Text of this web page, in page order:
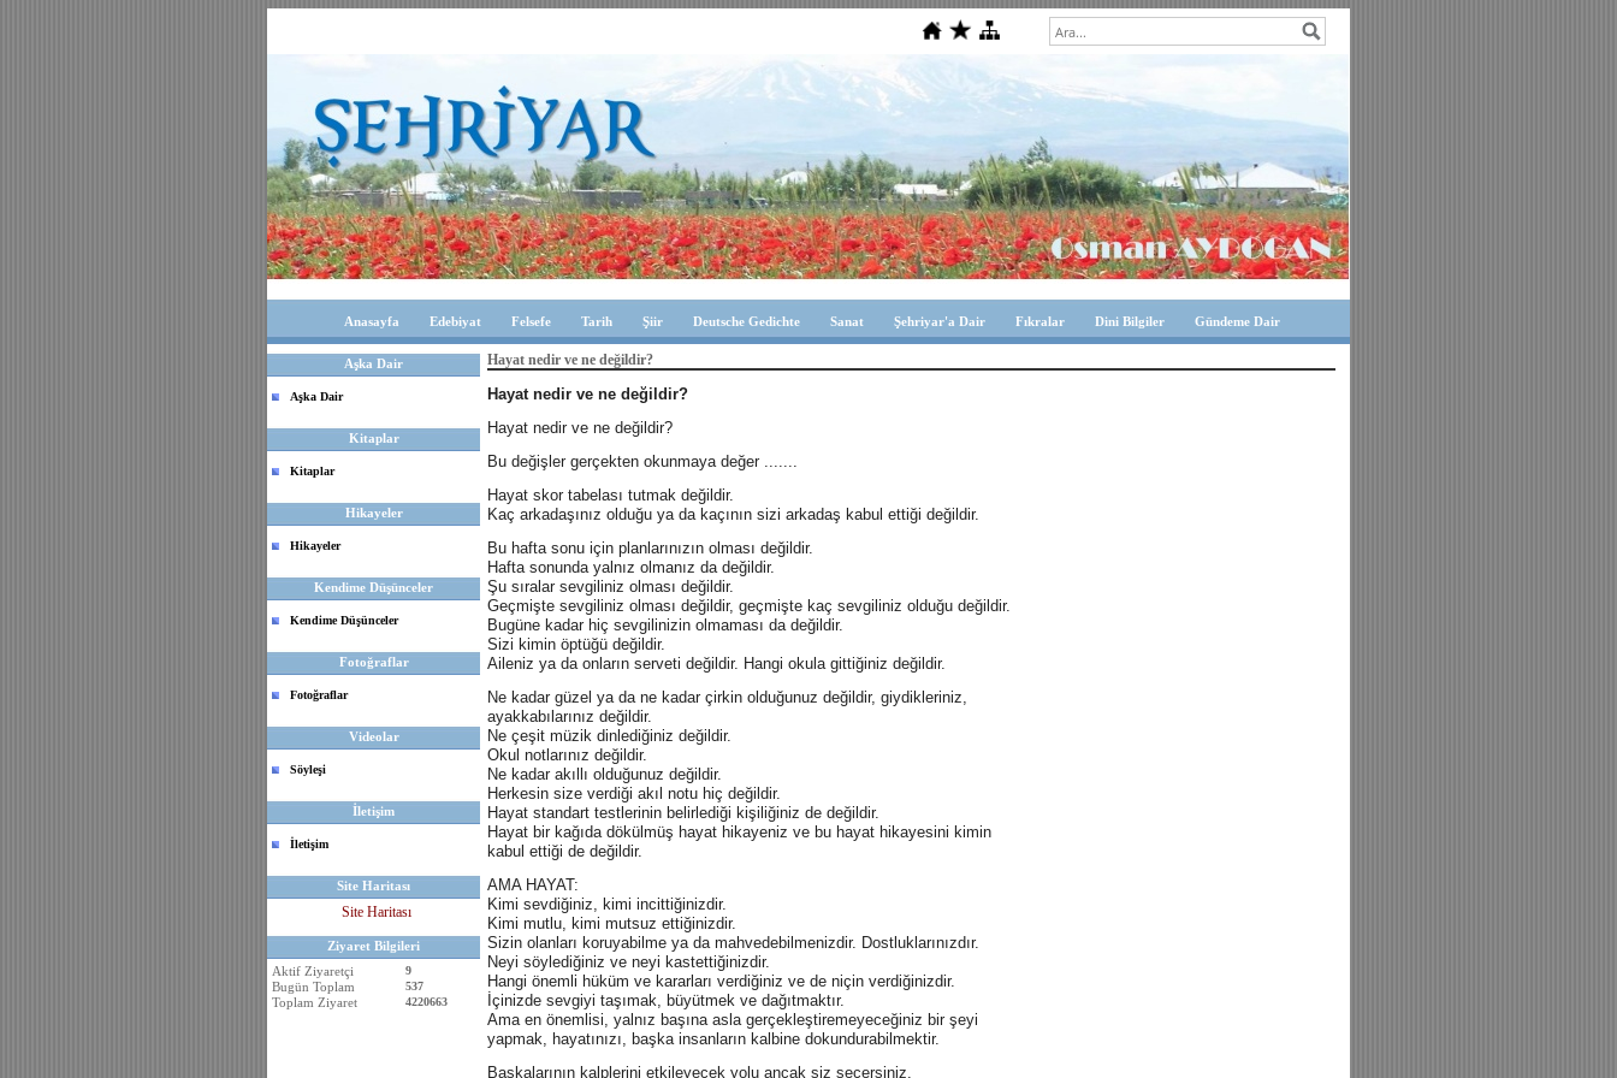
Anasayfa Edebiyat Felsefe Tarih Şiir Deutsche Gedichte Sanat Şehriyar'a Dair Fıkralar Dini Bilgiler Gündeme Dair
Aşka Dair
Aşka Dair
Kitaplar
Kitaplar
Hikayeler
Hikayeler
Kendime Düşünceler
Kendime Düşünceler
Fotoğraflar
Fotoğraflar
Videolar
Söyleşi
İletişim
İletişim
Site Haritası
Site Haritası
Ziyaret Bilgileri
Aktif Ziyaretçi
9
Bugün Toplam 537
Toplam Ziyaret 4220663
Hayat nedir ve ne değildir?
Hayat nedir ve ne değildir?
Hayat nedir ve ne değildir?
Bu değişler gerçekten okunmaya değer .......
Hayat skor tabelası tutmak değildir.
Kaç arkadaşınız olduğu ya da kaçının sizi arkadaş kabul ettiği değildir.
Bu hafta sonu için planlarınızın olması değildir.
Hafta sonunda yalnız olmanız da değildir.
Şu sıralar sevgiliniz olması değildir.
Geçmişte sevgiliniz olması değildir, geçmişte kaç sevgiliniz olduğu değildir.
Bugüne kadar hiç sevgilinizin olmaması da değildir.
Sizi kimin öptüğü değildir.
Aileniz ya da onların serveti değildir. Hangi okula gittiğiniz değildir.
Ne kadar güzel ya da ne kadar çirkin olduğunuz değildir, giydikleriniz,
ayakkabılarınız değildir.
Ne çeşit müzik dinlediğiniz değildir.
Okul notlarınız değildir.
Ne kadar akıllı olduğunuz değildir.
Herkesin size verdiği akıl notu hiç değildir.
Hayat standart testlerinin belirlediği kişiliğiniz de değildir.
Hayat bir kağıda dökülmüş hayat hikayeniz ve bu hayat hikayesini kimin
kabul ettiği de değildir.
AMA HAYAT:
Kimi sevdiğiniz, kimi incittiğinizdir.
Kimi mutlu, kimi mutsuz ettiğinizdir.
Sizin olanları koruyabilme ya da mahvedebilmenizdir. Dostluklarınızdır.
Neyi söylediğiniz ve neyi kastettiğinizdir.
Hangi önemli hüküm ve kararları verdiğiniz ve de niçin verdiğinizdir.
İçinizde sevgiyi taşımak, büyütmek ve dağıtmaktır.
Ama en önemlisi, yalnız başına asla gerçekleştiremeyeceğiniz bir şeyi
yapmak, hayatınızı, başka insanların kalbine dokundurabilmektir.
Başkalarının kalplerini etkileyecek yolu ancak siz seçersiniz.